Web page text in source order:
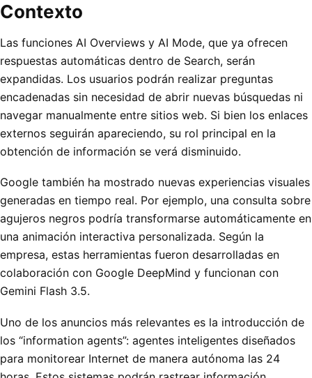
Contexto
Las funciones AI Overviews y AI Mode, que ya ofrecen
respuestas automáticas dentro de Search, serán
expandidas. Los usuarios podrán realizar preguntas
encadenadas sin necesidad de abrir nuevas búsquedas ni
navegar manualmente entre sitios web. Si bien los enlaces
externos seguirán apareciendo, su rol principal en la
obtención de información se verá disminuido.
Google también ha mostrado nuevas experiencias visuales
generadas en tiempo real. Por ejemplo, una consulta sobre
agujeros negros podría transformarse automáticamente en
una animación interactiva personalizada. Según la
empresa, estas herramientas fueron desarrolladas en
colaboración con Google DeepMind y funcionan con
Gemini Flash 3.5.
Uno de los anuncios más relevantes es la introducción de
los “information agents”: agentes inteligentes diseñados
para monitorear Internet de manera autónoma las 24